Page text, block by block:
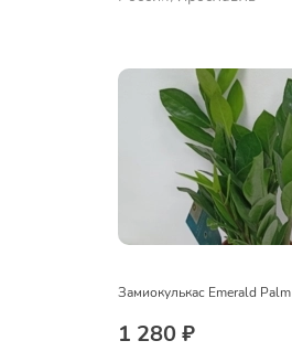
Замиокулькас Emerald Palm
1 280 ₽